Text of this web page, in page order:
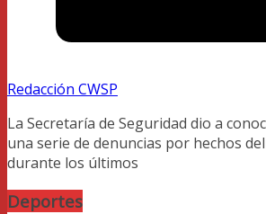
Redacción CWSP
La Secretaría de Seguridad dio a
una serie de denuncias por hechos
durante los últimos
Deportes